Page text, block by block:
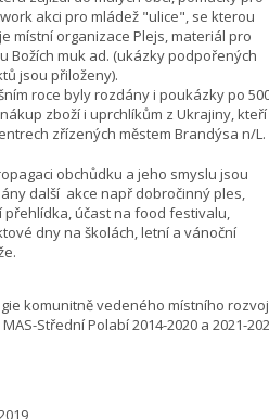
akci pro mládež "ulice", se kterou
místní organizace Plejs, materiál pro
Božích muk ad. (ukázky podpořených
jsou přiloženy).
roce byly rozdány i poukázky po
zboží i uprchlíkům z Ukrajiny, kteří
zřízených městem Brandýsa n/L.
obchůdku a jeho smyslu jsou
další akce např dobročinný ples,
přehlídka, účast na food festivalu,
dny na školách, letní a vánoční
komunitně vedeného místního
MAS-Střední Polabí 2014-2020 a 2021-